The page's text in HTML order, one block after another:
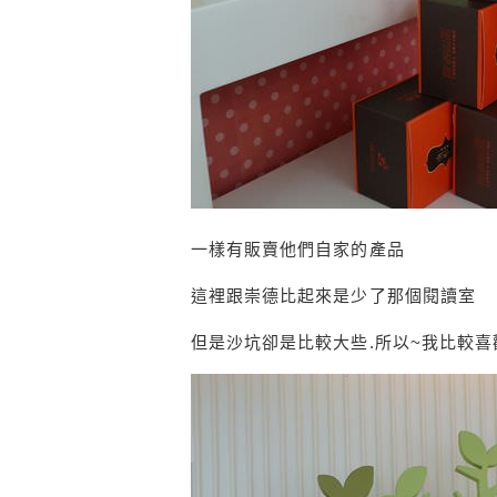
一樣有販賣他們自家的產品
這裡跟崇德比起來是少了那個閱讀室
但是沙坑卻是比較大些.所以~我比較喜